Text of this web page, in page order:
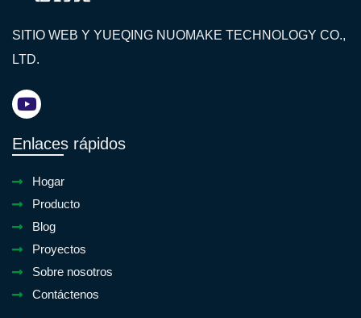
SITIO WEB Y YUEQING NUOMAKE TECHNOLOGY CO.,
LTD.
Enlaces rápidos
Hogar
Producto
Blog
Proyectos
Sobre nosotros
Contáctenos